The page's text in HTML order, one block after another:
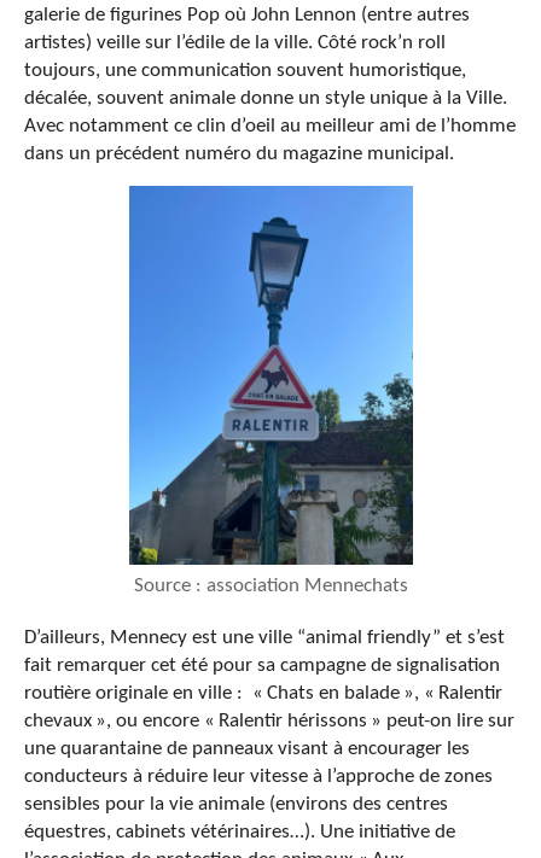
galerie de figurines Pop où John Lennon (entre autres
artistes) veille sur l’édile de la ville. Côté rock’n roll
toujours, une communication souvent humoristique,
décalée, souvent animale donne un style unique à la Ville.
Avec notamment ce clin d’oeil au meilleur ami de l’homme
dans un précédent numéro du magazine municipal.
Source : association Mennechats
D’ailleurs, Mennecy est une ville “animal friendly” et s’est
fait remarquer cet été pour sa campagne de signalisation
routière originale en ville : « Chats en balade », « Ralentir
chevaux », ou encore « Ralentir hérissons » peut-on lire sur
une quarantaine de panneaux visant à encourager les
conducteurs à réduire leur vitesse à l’approche de zones
sensibles pour la vie animale (environs des centres
équestres, cabinets vétérinaires…). Une initiative de